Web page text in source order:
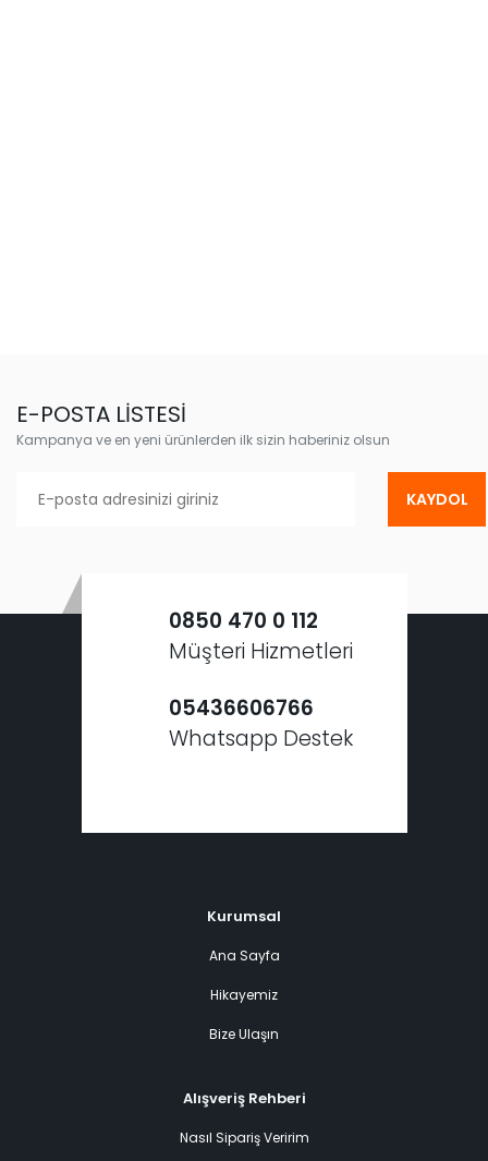
E-POSTA LİSTESİ
Kampanya ve en yeni ürünlerden ilk sizin haberiniz olsun
KAYDOL
0850 470 0 112
Müşteri Hizmetleri
05436606766
Whatsapp Destek
Kurumsal
Ana Sayfa
Hikayemiz
Bize Ulaşın
Alışveriş Rehberi
Nasıl Sipariş Veririm